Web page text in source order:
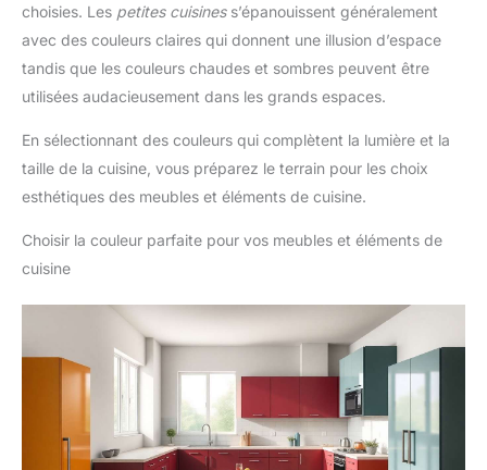
choisies. Les petites cuisiness’épanouissent généralement
avec des couleurs claires qui donnent une illusion d’espace
tandis que les couleurs chaudes et sombres peuvent être
utilisées audacieusement dans les grands espaces.
En sélectionnant des couleurs qui complètent la lumière et la
taille de la cuisine, vous préparez le terrain pour les choix
esthétiques des meubles et éléments de cuisine.
Choisir la couleur parfaite pour vos meubles et éléments de
cuisine